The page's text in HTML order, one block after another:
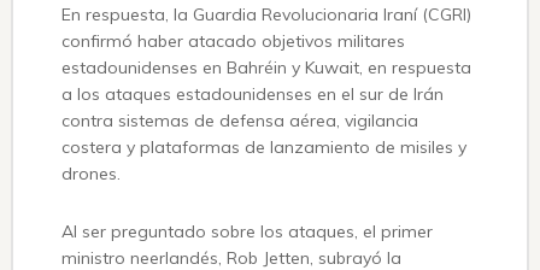
En respuesta, la Guardia Revolucionaria Iraní (CGRI)
confirmó haber atacado objetivos militares
estadounidenses en Bahréin y Kuwait, en respuesta
a los ataques estadounidenses en el sur de Irán
contra sistemas de defensa aérea, vigilancia
costera y plataformas de lanzamiento de misiles y
drones.
Al ser preguntado sobre los ataques, el primer
ministro neerlandés, Rob Jetten, subrayó la